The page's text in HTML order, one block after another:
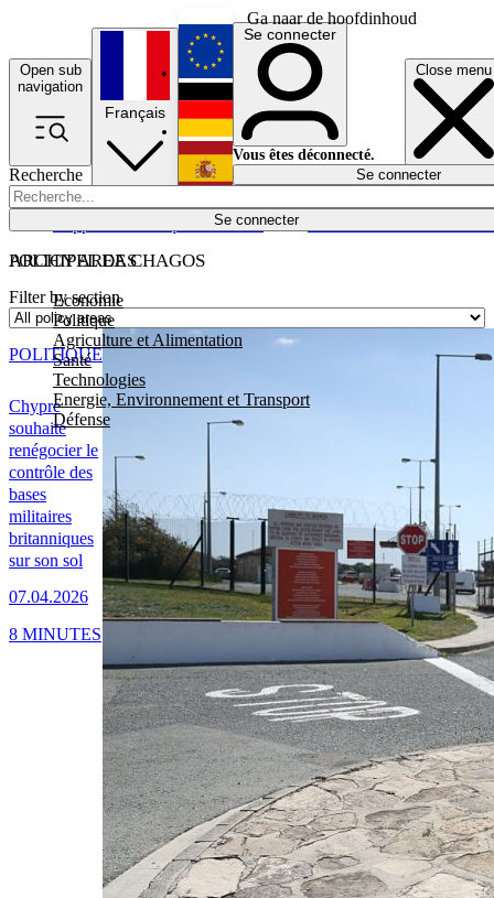
Ga naar de hoofdinhoud
Open sub
navigation
Close menu
Recherche
Se connecter
POLICY AREAS
Economie
Politique
Agriculture et Alimentation
Santé
Technologies
Energie, Environnement et Transport
Défense
Économie
Français
English
Deutsch
Español
Se connecter
Vous êtes déconnecté.
Se connecter
ARCHIPEL DE CHAGOS
Filter by section
Chypre
souhaite
renégocier le
contrôle des
bases
militaires
britanniques
sur son sol
07.04.2026
POLITIQUE
8 MINUTES